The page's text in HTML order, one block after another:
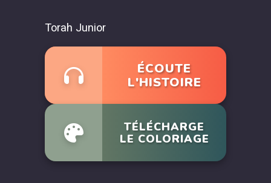
Torah Junior
ÉCOUTE
L'HISTOIRE
TÉLÉCHARGE
LE COLORIAGE